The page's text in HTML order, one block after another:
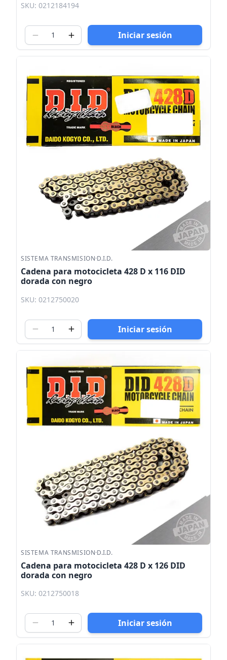
SKU: 0212184194
Iniciar sesión
SISTEMA TRANSMISION·D.I.D.
Cadena para motocicleta 428 D x 116 DID
dorada con negro
SKU: 0212750020
Iniciar sesión
SISTEMA TRANSMISION·D.I.D.
Cadena para motocicleta 428 D x 126 DID
dorada con negro
SKU: 0212750018
Iniciar sesión